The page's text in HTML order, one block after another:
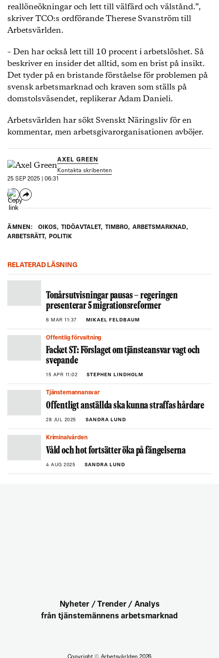
reallöneökningar och lett till välfärd och välstånd.”,
skriver TCO:s ordförande Therese Svanström till
Arbetsvärlden.
– Den har också lett till 10 procent i arbetslöshet. Så
beskriver en insider det alltid, som en brist på insikt.
Det tyder på en bristande förståelse för problemen på
svensk arbetsmarknad och kraven som ställs på
domstolsväsendet, replikerar Adam Danieli.
Arbetsvärlden har sökt Svenskt Näringsliv för en
kommentar, men arbetsgivarorganisationen avböjer.
AXEL GREEN
Kontakta skribenten
25 SEP 2025 | 06:31
ÄMNEN: OIKOS, TIDÖAVTALET, TIMBRO, ARBETSMARKNAD,
ARBETSRÄTT, POLITIK
RELATERAD LÄSNING
Tonårsutvisningar pausas – regeringen
presenterar 5 migrationsreformer
6 MAR 11:37 MIKAEL FELDBAUM
Offentlig förvaltning
Facket ST: Förslaget om tjänsteansvar vagt och
svepande
15 APR 11:02 STEPHEN LINDHOLM
Tjänstemannansvar
Offentligt anställda ska kunna straffas hårdare
28 JUL 2025 SANDRA LUND
Kriminalvården
Våld och hot fortsätter öka på fängelserna
4 AUG 2025 SANDRA LUND
Nyheter / Trender / Analys
från tjänstemännens arbetsmarknad